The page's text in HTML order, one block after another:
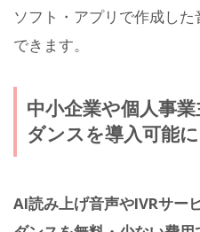
ソフト・アプリで作成し
できます。
中小企業や個人事
ダンスを導入可能に
AI読み上げ音声やIVRサー